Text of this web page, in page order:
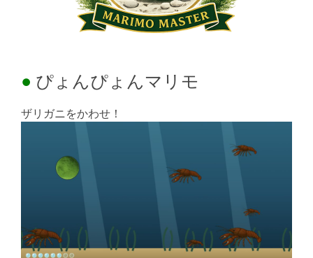
ぴょんぴょんマリモ
ザリガニをかわせ！